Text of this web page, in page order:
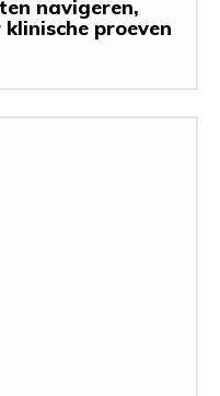
navigeren,
proeven